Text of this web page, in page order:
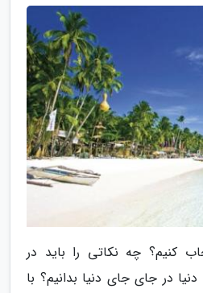
کنیم؟ چه نکاتی را باید در
در جای جای دنیا بدانیم؟ با